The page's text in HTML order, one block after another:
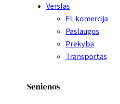
Verslas
El. komercija
Paslaugos
Prekyba
Transportas
Senienos